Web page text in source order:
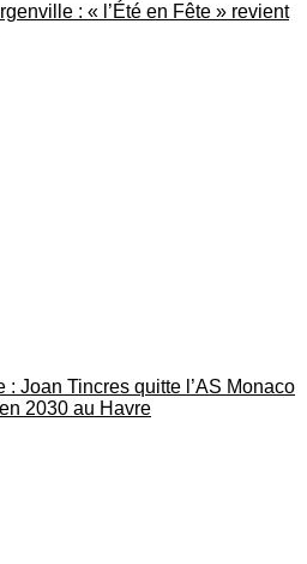
: « l’Été en Fête » revient
: Joan Tincres quitte l’AS Monaco
2030 au Havre